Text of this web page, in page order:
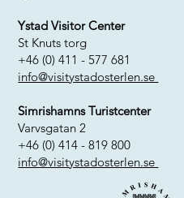
Ystad Visitor Center
St Knuts torg
+46 (0) 411 - 577 681
info@visitystadosterlen.se
Simrishamns Turistcenter
Varvsgatan 2
+46 (0) 414 - 819 800
info@visitystadosterlen.se